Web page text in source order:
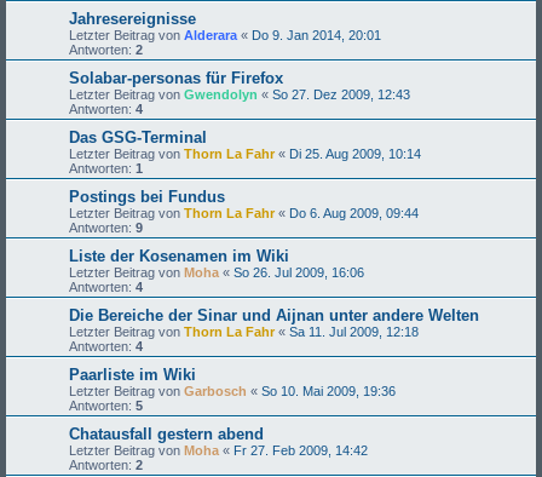
Jahresereignisse
Letzter Beitrag von Alderara « Do 9. Jan 2014, 20:01
Antworten: 2
Solabar-personas für Firefox
Letzter Beitrag von Gwendolyn « So 27. Dez 2009, 12:43
Antworten: 4
Das GSG-Terminal
Letzter Beitrag von Thorn La Fahr« Di 25. Aug 2009, 10:14
Antworten: 1
Postings bei Fundus
Letzter Beitrag von Thorn La Fahr« Do 6. Aug 2009, 09:44
Antworten: 9
Liste der Kosenamen im Wiki
Letzter Beitrag von Moha « So 26. Jul 2009, 16:06
Antworten: 4
Die Bereiche der Sinar und Aijnan unter andere Welten
Letzter Beitrag von Thorn La Fahr« Sa 11. Jul 2009, 12:18
Antworten: 4
Paarliste im Wiki
Letzter Beitrag von Garbosch « So 10. Mai 2009, 19:36
Antworten: 5
Chatausfall gestern abend
Letzter Beitrag von Moha « Fr 27. Feb 2009, 14:42
Antworten: 2